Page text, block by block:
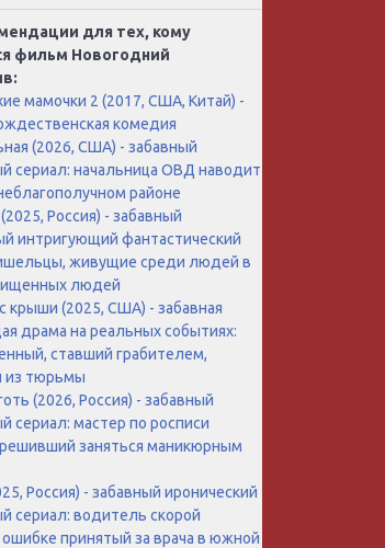
для тех, кому
фильм Новогодний
мамочки 2 (2017, США, Китай) -
комедия
(2026, США) - забавный
сериал: начальница ОВД наводит
районе
Россия) - забавный
интригующий фантастический
живущие среди людей в
людей
крыши (2025, США) - забавная
драма на реальных событиях:
ставший грабителем,
из тюрьмы
(2026, Россия) - забавный
сериал: мастер по росписи
заняться маникюрным
Россия) - забавный иронический
сериал: водитель скорой
принятый за врача в южной